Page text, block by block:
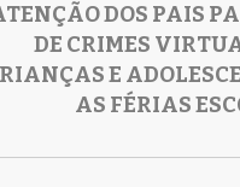
DOS PAIS
DE CRIMES
E
AS FÉRIAS